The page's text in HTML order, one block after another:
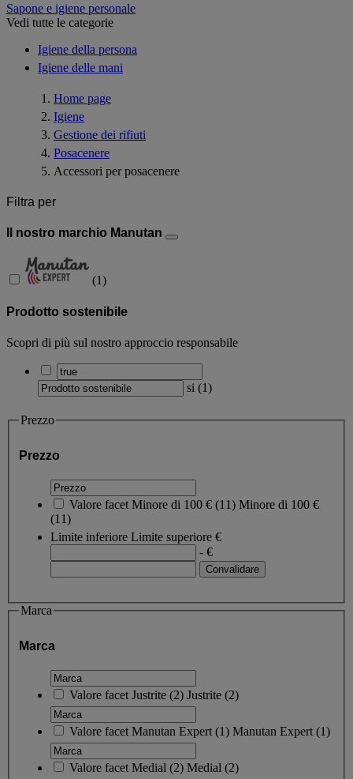
Sapone e igiene personale
Vedi tutte le categorie
Igiene della persona
Igiene delle mani
Home page
Igiene
Gestione dei rifiuti
Posacenere
Accessori per posacenere
Filtra per
Il nostro marchio Manutan
(1)
Prodotto sostenibile
Scopri di più sul nostro approccio responsabile
si (1)
Prezzo
Prezzo
Valore facet Minore di 100 € (11) Minore di 100 €
(11)
Limite inferiore Limite superiore €
- €
Marca
Marca
Valore facet Justrite (2) Justrite (2)
Valore facet Manutan Expert (1) Manutan Expert (1)
Valore facet Medial (2) Medial (2)